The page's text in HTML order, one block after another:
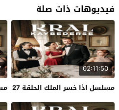
فيديوهات ذات صلة
02:11:50
مسلسل اذا خسر الملك الحلقة 27